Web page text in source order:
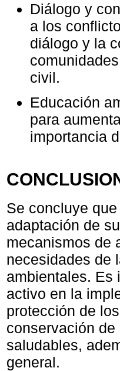
Diálogo y
a los
diálogo y la
civil.
Educación
para
importancia
Se concluye
adaptación de
mecanismos de
necesidades de
ambientales. Es
activo en la
protección de
conservación
saludables,
general.